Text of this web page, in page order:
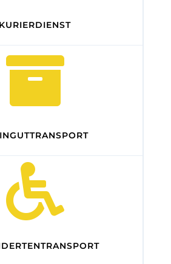
KURIERDIENST

